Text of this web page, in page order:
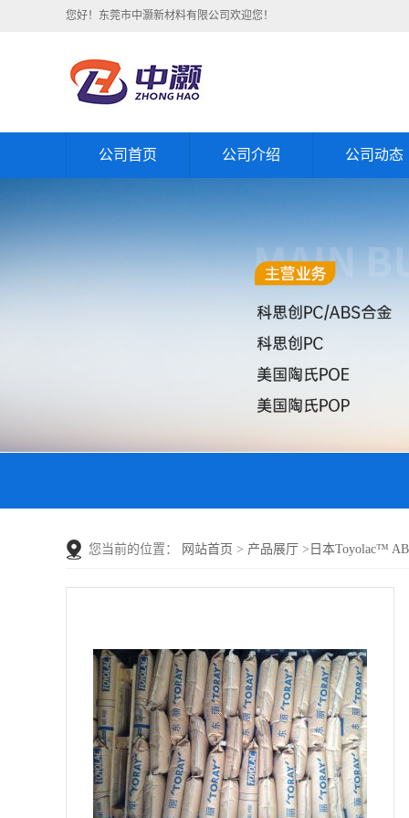
您好！东莞市中灏新材料有限公司欢迎您！
公司首页 公司介绍 公司动态
您当前的位置： 网站首页 > 产品展厅 > 日本Toyolac™